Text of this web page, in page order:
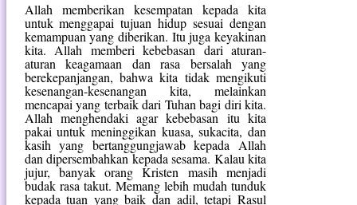
Allah memberikan kesempatan kepada kita
untuk menggapai tujuan hidup sesuai dengan
kemampuan yang diberikan. Itu juga keyakinan
kita. Allah memberi kebebasan dari aturan-
aturan keagamaan dan rasa bersalah yang
berekepanjangan, bahwa kita tidak mengikuti
kesenangan-kesenangan kita, melainkan
mencapai yang terbaik dari Tuhan bagi diri kita.
Allah menghendaki agar kebebasan itu kita
pakai untuk meninggikan kuasa, sukacita, dan
kasih yang bertanggungjawab kepada Allah
dan dipersembahkan kepada sesama. Kalau kita
jujur, banyak orang Kristen masih menjadi
budak rasa takut. Memang lebih mudah tunduk
kepada tuan yang baik dan adil, tetapi Rasul